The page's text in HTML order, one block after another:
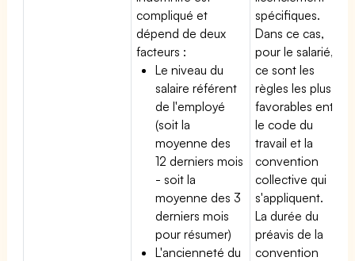
compliqué et
dépend de deux
facteurs :
Le niveau du
salaire référent
de l'employé
(soit la
moyenne des
12 derniers mois
- soit la
moyenne des 3
derniers mois
pour résumer)
L'ancienneté du
spécifiques.
Dans ce cas,
pour le salarié,
ce sont les
règles les plus
favorables entre
le code du
travail et la
convention
collective qui
s'appliquent.
La durée du
préavis de la
convention